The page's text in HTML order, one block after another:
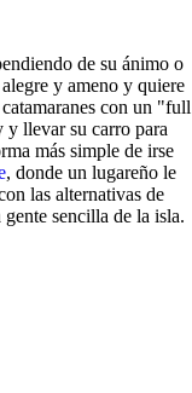
de su ánimo o
y ameno y quiere
con un "full
y llevar su carro para
más simple de irse
, donde un lugareño le
las alternativas de
sencilla de la isla.